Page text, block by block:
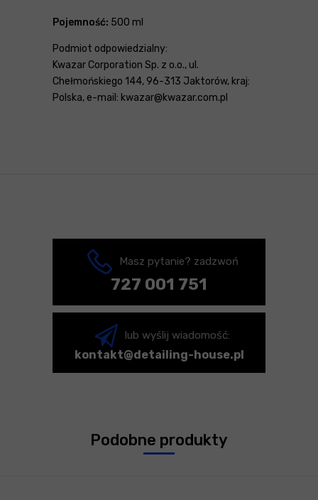
Pojemność: 500 ml
Podmiot odpowiedzialny:
Kwazar Corporation Sp. z o.o., ul.
Chełmońskiego 144, 96-313 Jaktorów, kraj:
Polska, e-mail: kwazar@kwazar.com.pl
Masz pytanie? zadzwoń
727 001 751
lub wyślij wiadomość:
kontakt@detailing-house.pl
Podobne produkty